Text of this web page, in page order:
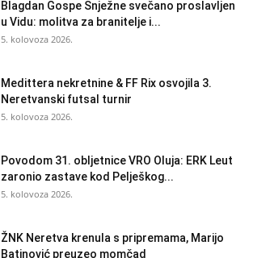
Blagdan Gospe Snježne svečano proslavljen
u Vidu: molitva za branitelje i...
5. kolovoza 2026.
Medittera nekretnine & FF Rix osvojila 3.
Neretvanski futsal turnir
5. kolovoza 2026.
Povodom 31. obljetnice VRO Oluja: ERK Leut
zaronio zastave kod Pelješkog...
5. kolovoza 2026.
ŽNK Neretva krenula s pripremama, Marijo
Batinović preuzeo momčad